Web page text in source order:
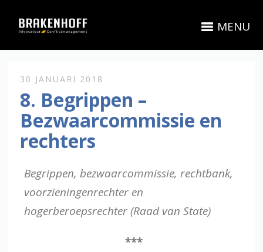
MENU
30 JANUARI 2018
8. Begrippen –
Bezwaarcommissie en
rechters
Begrippen, bezwaarcommissie, rechtbank,
voorzieningenrechter en
hogerberoepsrechter (Raad van State)
***